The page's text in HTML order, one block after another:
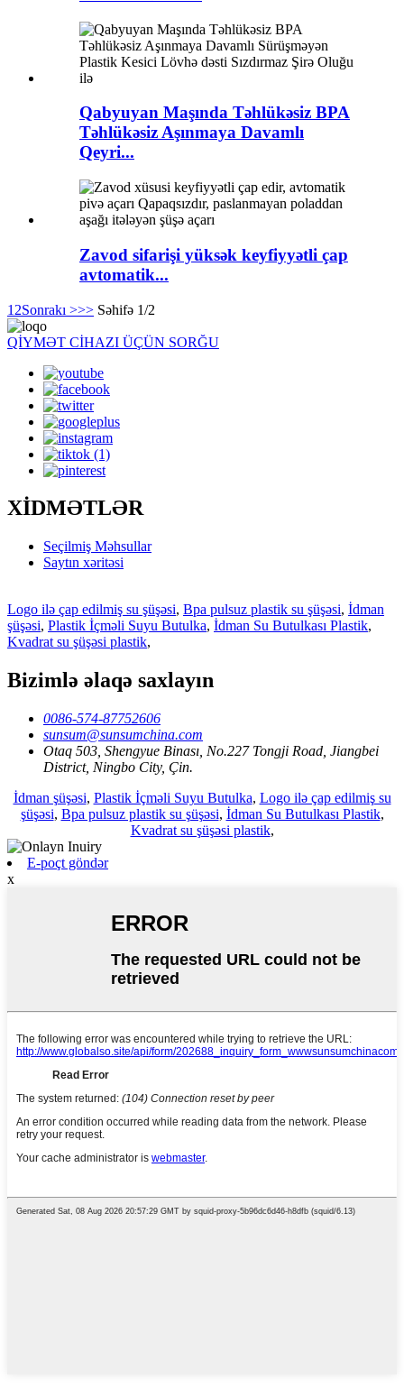
Qabyuyan Maşında Təhlükəsiz BPA
Təhlükəsiz Aşınmaya Davamlı
Qeyri...
Zavod sifarişi yüksək keyfiyyətli çap
avtomatik...
1 2Sonrakı >>> Səhifə 1/2
QİYMƏT CİHAZI ÜÇÜN SORĞU
XİDMƏTLƏR
Seçilmiş Məhsullar
Saytın xəritəsi
Logo ilə çap edilmiş su şüşəsi, Bpa pulsuz plastik su şüşəsi, İdman
şüşəsi, Plastik İçməli Suyu Butulka, İdman Su Butulkası Plastik,
Kvadrat su şüşəsi plastik,
Bizimlə əlaqə saxlayın
0086-574-87752606
sunsum@sunsumchina.com
Otaq 503, Shengyue Binası, No.227 Tongji Road, Jiangbei
District, Ningbo City, Çin.
İdman şüşəsi, Plastik İçməli Suyu Butulka, Logo ilə çap edilmiş su
şüşəsi, Bpa pulsuz plastik su şüşəsi, İdman Su Butulkası Plastik,
Kvadrat su şüşəsi plastik,
E-poçt göndər
x